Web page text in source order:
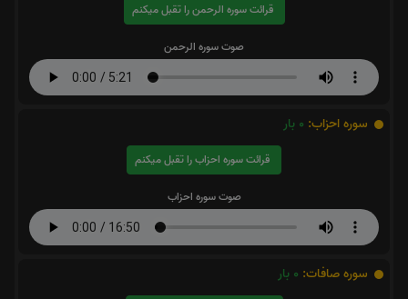
قرائت سوره الرحمن را تقبل میکنم
صوت سوره الرحمن
سوره احزاب: 0 بار
قرائت سوره احزاب را تقبل میکنم
صوت سوره احزاب
سوره صافات: 0 بار